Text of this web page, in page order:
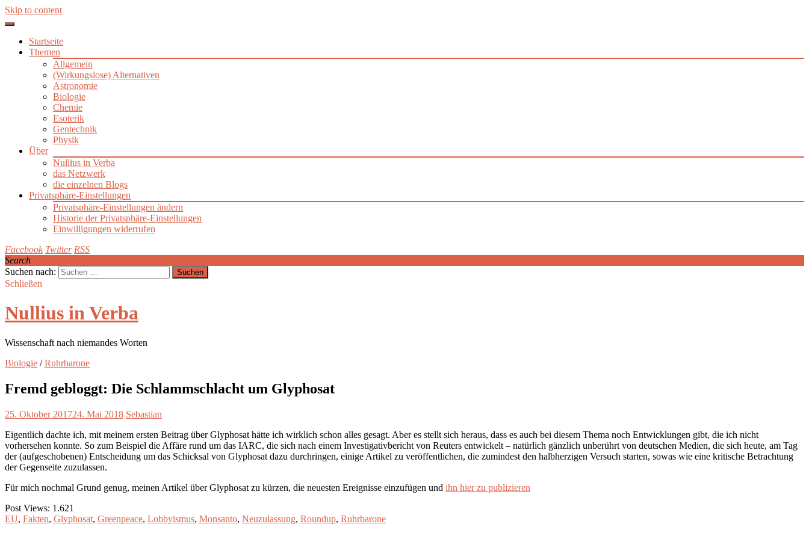
Skip to content
Startseite
Themen
Allgemein
(Wirkungslose) Alternativen
Astronomie
Biologie
Chemie
Esoterik
Gentechnik
Physik
Über
Nullius in Verba
das Netzwerk
die einzelnen Blogs
Privatsphäre-Einstellungen
Privatsphäre-Einstellungen ändern
Historie der Privatsphäre-Einstellungen
Einwilligungen widerrufen
Facebook Twitter RSS
Search
Suchen nach:
Schließen
Nullius in Verba
Wissenschaft nach niemandes Worten
Biologie /Ruhrbarone
Fremd gebloggt: Die Schlammschlacht um Glyphosat
25. Oktober 201724. Mai 2018 Sebastian
Eigentlich dachte ich, mit meinem ersten Beitrag über Glyphosat hätte ich wirklich schon alles gesagt. Aber es stellt sich heraus, dass es auch bei diesem Thema noch Entwicklungen gibt, die ich nicht
vorhersehen konnte. So zum Beispiel die Affäre rund um das IARC, die sich nach einem Investigativbericht von Reuters entwickelt – natürlich gänzlich unberührt von deutschen Medien, die sich heute, am Tag
der (aufgeschobenen) Entscheidung um das Schicksal von Glyphosat dazu durchringen, einige Artikel zu veröffentlichen, die zumindest den halbherzigen Versuch starten, sowas wie eine kritische Betrachtung
der Gegenseite zuzulassen.
Für mich nochmal Grund genug, meinen Artikel über Glyphosat zu kürzen, die neuesten Ereignisse einzufügen und ihn hier zu publizieren
Post Views: 1.621
EU, Fakten, Glyphosat, Greenpeace, Lobbyismus, Monsanto, Neuzulassung, Roundup, Ruhrbarone